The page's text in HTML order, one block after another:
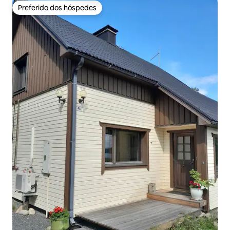
Preferido dos hóspedes
Preferido dos hóspedes